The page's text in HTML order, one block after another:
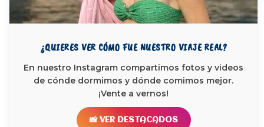
¿QUIERES VER CÓMO FUE NUESTRO VIAJE REAL?
En nuestro Instagram compartimos fotos y videos
de cónde dormimos y dónde comimos mejor.
¡Vente a vernos!
📸 VER DESTACADOS